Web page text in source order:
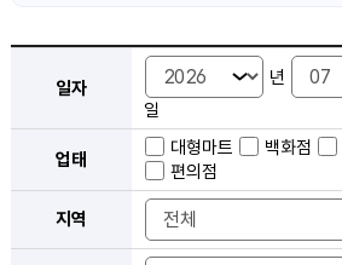
일자 년
일
업태
대형마트 백화점
편의점
지역